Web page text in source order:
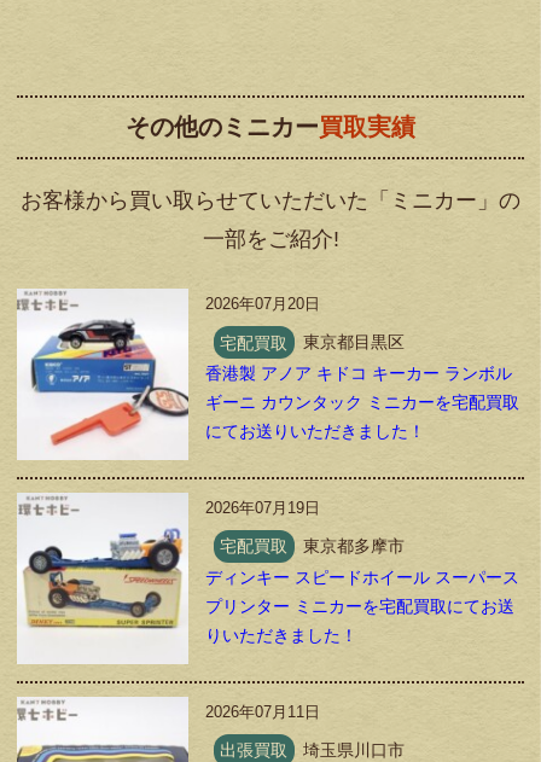
その他のミニカー買取実績
お客様から買い取らせていただいた「ミニカー」の
一部をご紹介!
2026年07月20日
宅配買取
東京都目黒区
香港製 アノア キドコ キーカー ランボル
ギーニ カウンタック ミニカーを宅配買取
にてお送りいただきました！
2026年07月19日
宅配買取
東京都多摩市
ディンキー スピードホイール スーパース
プリンター ミニカーを宅配買取にてお送
りいただきました！
2026年07月11日
出張買取 埼玉県川口市